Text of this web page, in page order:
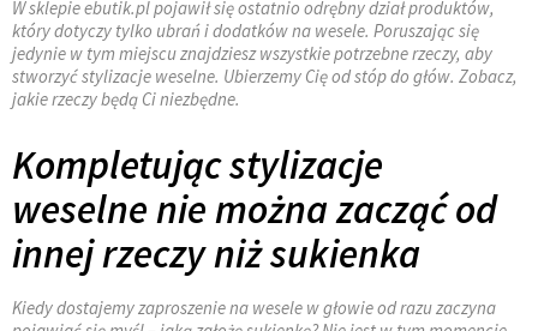
W sklepie ebutik.pl pojawił się ostatnio odrębny dział produktów,
który dotyczy tylko ubrań i dodatków na wesele. Poruszając się
jedynie w tym miejscu znajdziesz wszystkie potrzebne rzeczy, aby
stworzyć stylizacje weselne. Ubierzemy Cię od stóp do głów. Zobacz,
jakie rzeczy będą Ci niezbędne.
Kompletując stylizacje
weselne nie można zacząć od
innej rzeczy niż sukienka
Kiedy dostajemy zaproszenie na wesele w głowie od razu zaczyna